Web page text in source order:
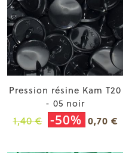
Pression résine Kam T20
- 05 noir
1,40 € -50% 0,70 €